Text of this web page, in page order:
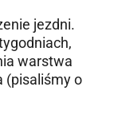
jezdni.
warstwa
(pisaliśmy o